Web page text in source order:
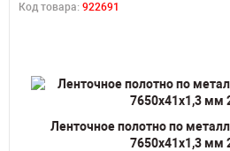
Код товара: 922691
Ленточное полотно по
7650х41х1,3 мм